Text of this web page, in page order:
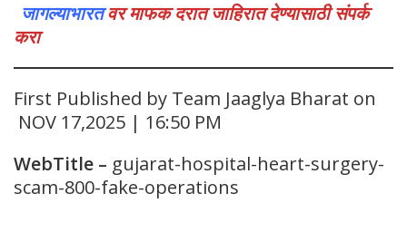
जागल्याभारतवर माफक दरात जाहिरात देण्यासाठी संपर्क
करा
First Published by Team Jaaglya Bharat on
NOV 17,2025 | 16:50 PM
WebTitle – gujarat-hospital-heart-surgery-
scam-800-fake-operations